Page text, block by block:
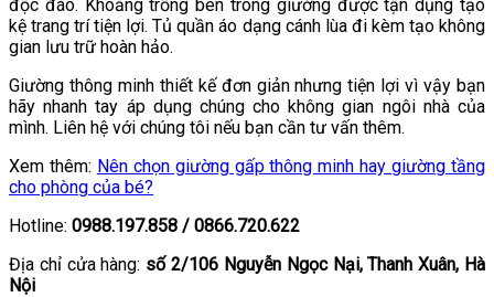
độc đáo. Khoảng trống bên trong giường được tận dụng tạo
kệ trang trí tiện lợi. Tủ quần áo dạng cánh lùa đi kèm tạo không
gian lưu trữ hoàn hảo.
Giường thông minh thiết kế đơn giản nhưng tiện lợi vì vậy bạn
hãy nhanh tay áp dụng chúng cho không gian ngôi nhà của
mình. Liên hệ với chúng tôi nếu bạn cần tư vấn thêm.
Xem thêm: Nên chọn giường gấp thông minh hay giường tầng
cho phòng của bé?
Hotline: 0988.197.858 / 0866.720.622
Địa chỉ cửa hàng: số 2/106 Nguyễn Ngọc Nại, Thanh Xuân, Hà
Nội